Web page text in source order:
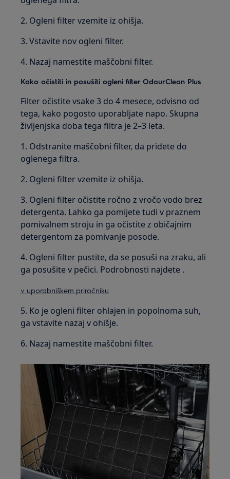
2. Ogleni filter vzemite iz ohišja.
3. Vstavite nov ogleni filter.
4. Nazaj namestite maščobni filter.
Kako očistiti in posušiti ogleni filter OdourClean Plus
Filter očistite vsake 3 do 4 mesece, odvisno od
tega, kako pogosto uporabljate napo. Skupna
življenjska doba tega filtra je 2–3 leta.
1. Odstranite maščobni filter, da pridete do
oglenega filtra.
2. Ogleni filter vzemite iz ohišja.
3. Ogleni filter očistite ročno z vročo vodo brez
detergenta. Lahko ga pomijete tudi v praznem
pomivalnem stroju in ga očistite z običajnim
detergentom za pomivanje posode.
4. Ogleni filter pustite, da se posuši na zraku, ali
ga posušite v pečici. Podrobnosti najdete .
v uporabniškem priročniku
5. Ko je ogleni filter ohlajen in popolnoma suh,
ga vstavite nazaj v ohišje.
6. Nazaj namestite maščobni filter.